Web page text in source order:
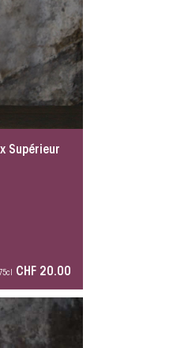
Supérieur
75cl CHF 20.00